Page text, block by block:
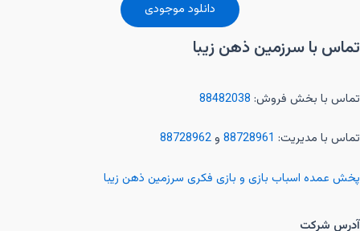
دانلود موجودی
تماس با سرزمین ذهن زیبا
تماس با بخش فروش: 88482038
تماس با مدیریت: 88728961 و88728962
پخش عمده اسباب بازی و بازی فکری سرزمین ذهن زیبا
آدرس شرکت